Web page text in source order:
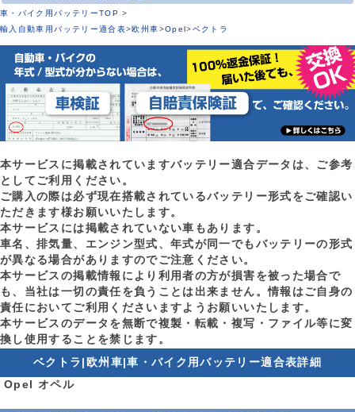
車・バイク用バッテリーTOP >
輸入自動車用バッテリー適合表>欧州車>Opel>ベクトラ
本サービスに掲載されていますバッテリー適合データは、ご参考
としてご利用ください。
ご購入の際は必ず現在搭載されているバッテリー形式をご確認い
ただきます様お願いいたします。
本サービスには掲載されていない車もあります。
車名、排気量、エンジン型式、年式が同一でもバッテリーの形式
が異なる場合がありますのでご注意ください。
本サービスの掲載情報により利用者の方が損害を被った場合で
も、当社は一切の責任を負うことは出来ません。情報はご自身の
責任においてご利用くださいますようお願いいたします。
本サービスのデータを無断で複製・転載・複写・ファイル等に変
換し使用することを禁じます。
ベクトラ|欧州車|車・バイク用バッテリー適合表詳細
Opel オペル